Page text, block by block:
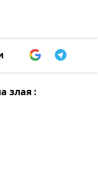
злая :